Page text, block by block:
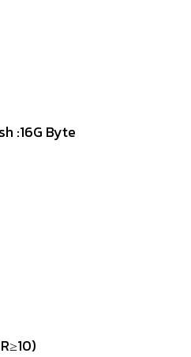
:16G Byte